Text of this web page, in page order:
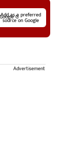
Add as a preferred
source on Google
Advertisement